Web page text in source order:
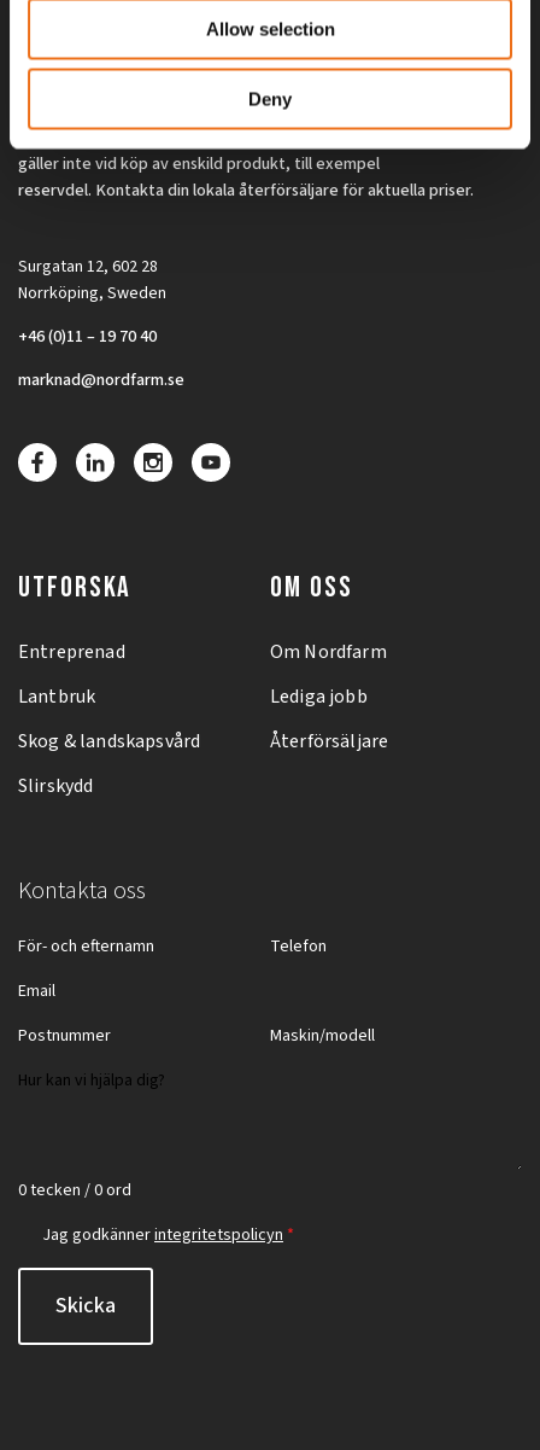
Allow selection
Deny
Alla priser på tillbehör och tillval gäller vid köp av ny maskin. Priserna
gäller inte vid köp av enskild produkt, till exempel
reservdel. Kontakta din lokala återförsäljare för aktuella priser.
Surgatan 12, 602 28
Norrköping, Sweden
+46 (0)11 – 19 70 40
marknad@nordfarm.se
UTFORSKA
Entreprenad
Lantbruk
Skog & landskapsvård
Slirskydd
OM OSS
Om Nordfarm
Lediga jobb
Återförsäljare
Kontakta oss
0 tecken / 0 ord
Jag godkännerintegritetspolicyn *
Skicka